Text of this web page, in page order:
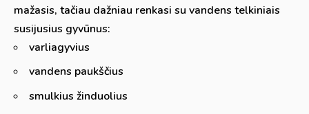
mažasis, tačiau dažniau renkasi su vandens telkiniais
susijusius gyvūnus:
varliagyvius
vandens paukščius
smulkius žinduolius